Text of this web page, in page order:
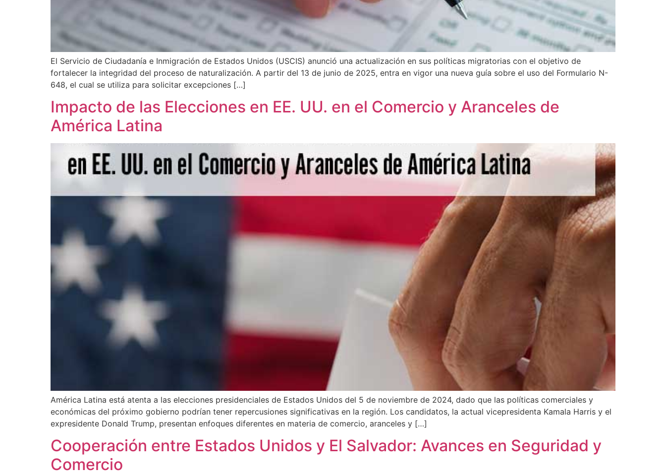
El Servicio de Ciudadanía e Inmigración de Estados Unidos (USCIS) anunció una actualización en sus políticas migratorias con el objetivo de
fortalecer la integridad del proceso de naturalización. A partir del 13 de junio de 2025, entra en vigor una nueva guía sobre el uso del Formulario N-
648, el cual se utiliza para solicitar excepciones […]
Impacto de las Elecciones en EE. UU. en el Comercio y Aranceles de
América Latina
América Latina está atenta a las elecciones presidenciales de Estados Unidos del 5 de noviembre de 2024, dado que las políticas comerciales y
económicas del próximo gobierno podrían tener repercusiones significativas en la región. Los candidatos, la actual vicepresidenta Kamala Harris y el
expresidente Donald Trump, presentan enfoques diferentes en materia de comercio, aranceles y […]
Cooperación entre Estados Unidos y El Salvador: Avances en Seguridad y
Comercio